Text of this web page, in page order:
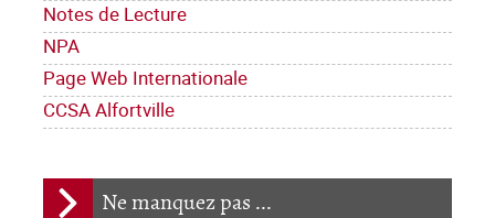
Notes de Lecture
NPA
Page Web Internationale
CCSA Alfortville
Ne manquez pas ...